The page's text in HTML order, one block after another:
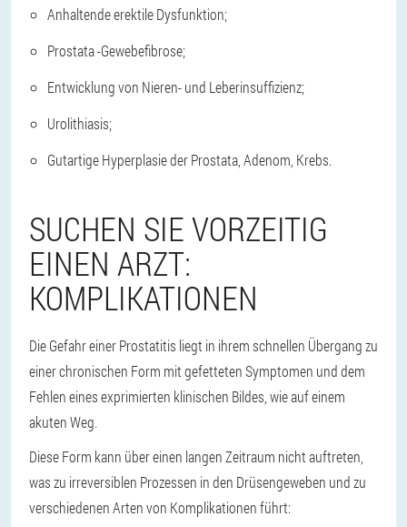
Anhaltende erektile Dysfunktion;
Prostata -Gewebefibrose;
Entwicklung von Nieren- und Leberinsuffizienz;
Urolithiasis;
Gutartige Hyperplasie der Prostata, Adenom, Krebs.
SUCHEN SIE VORZEITIG
EINEN ARZT:
KOMPLIKATIONEN
Die Gefahr einer Prostatitis liegt in ihrem schnellen Übergang zu
einer chronischen Form mit gefetteten Symptomen und dem
Fehlen eines exprimierten klinischen Bildes, wie auf einem
akuten Weg.
Diese Form kann über einen langen Zeitraum nicht auftreten,
was zu irreversiblen Prozessen in den Drüsengeweben und zu
verschiedenen Arten von Komplikationen führt: